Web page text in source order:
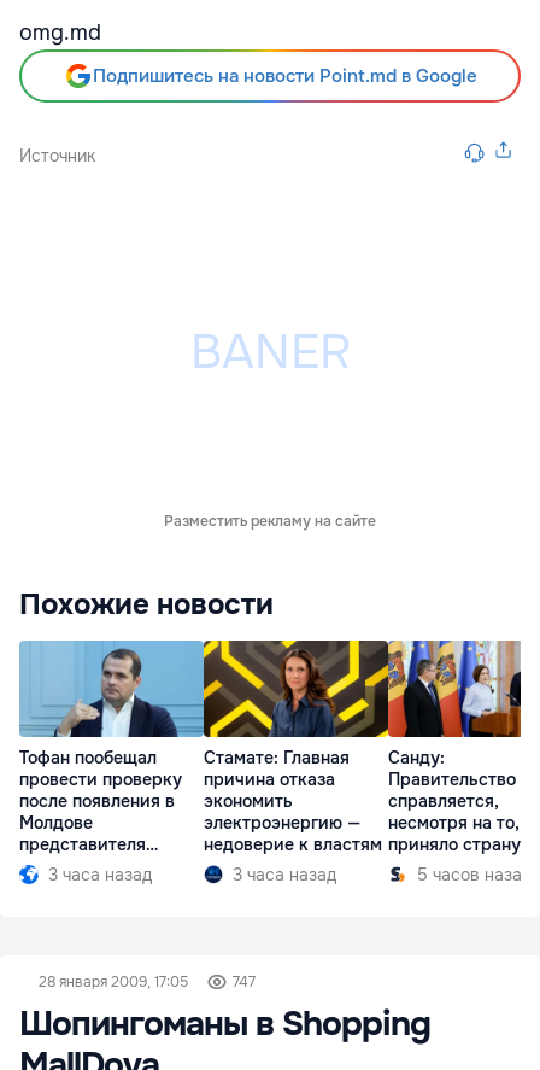
omg.md
Подпишитесь на новости Point.md в Google
Источник
Разместить рекламу на сайте
Похожие новости
Тофан пообещал
провести проверку
после появления в
Молдове
представителя
Южной Осетии
3 часа назад
Стамате: Главная
причина отказа
экономить
электроэнергию —
недоверие к властям
3 часа назад
Санду:
Правительство
справляется,
несмотря на то,
приняло страну в
разгар кризиса
5 часов назад
28 января 2009, 17:05 747
Шопингоманы в Shopping